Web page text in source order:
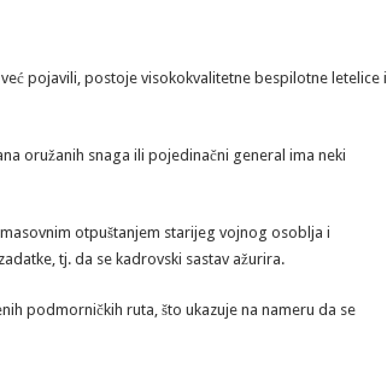
već pojavili, postoje visokokvalitetne bespilotne letelice i
oružanih snaga ili pojedinačni general ima neki
otpuštanjem starijeg vojnog osoblja i
tj. da se kadrovski sastav ažurira.
podmorničkih ruta, što ukazuje na nameru da se